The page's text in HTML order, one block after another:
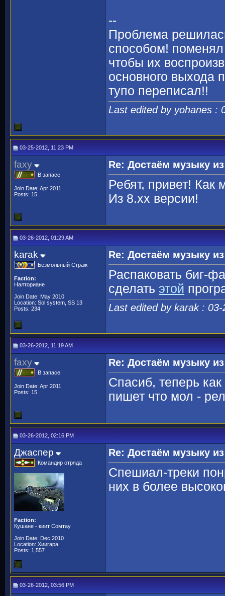
--
Проблема
способом!
чтобы их
основного выхода
тупо переписал!!
Last edited by yohanes :
03-25-2012, 11:23 PM
faxy
В запасе
Join Date: Apr 2011
Posts: 15
Re: Достаём музыку
Ребят, привет! Как
Из 8.хх версии!
03-26-2012, 01:29 AM
karak
Безмолвный Страж
Faction:
Налториане
Join Date: May 2010
Location: Sol system, SS 13
Posts: 234
Re: Достаём музыку
Распаковать биг-
сделать этой
Last edited by karak :
03-26-2012, 11:19 AM
faxy
В запасе
Join Date: Apr 2011
Posts: 15
Re: Достаём музыку
Спасиб, теперь
пишет что мол -
03-26-2012, 02:16 PM
Джаспер
Командир отряда
Faction:
Кушане - киит Сомтау
Join Date: Dec 2010
Location: Хиигара
Posts: 1,557
Re: Достаём музыку
Спешиал-треки
них в более
03-26-2012, 03:56 PM